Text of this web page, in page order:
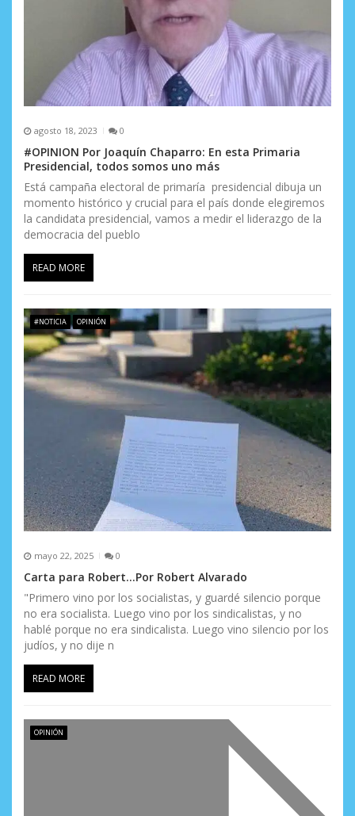
agosto 18, 2023 0
#OPINION Por Joaquín Chaparro: En esta Primaria
Presidencial, todos somos uno más
Está campaña electoral de primaría presidencial dibuja un
momento histórico y crucial para el país donde elegiremos
la candidata presidencial, vamos a medir el liderazgo de la
democracia del pueblo
READ MORE
#NOTICIA OPINIÓN
mayo 22, 2025 0
Carta para Robert…Por Robert Alvarado
"Primero vino por los socialistas, y guardé silencio porque
no era socialista. Luego vino por los sindicalistas, y no
hablé porque no era sindicalista. Luego vino silencio por los
judíos, y no dije n
READ MORE
OPINIÓN